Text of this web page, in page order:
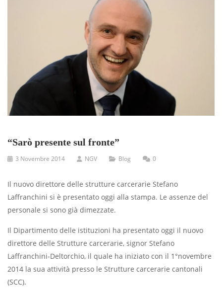
“Sarò presente sul fronte”
3 Novembre 2014 NGV Blog 0
Il nuovo direttore delle strutture carcerarie Stefano
Laffranchini si è presentato oggi alla stampa. Le assenze del
personale si sono già dimezzate.
Il Dipartimento delle istituzioni ha presentato oggi il nuovo
direttore delle Strutture carcerarie, signor Stefano
Laffranchini-Deltorchio, il quale ha iniziato con il 1°novembre
2014 la sua attività presso le Strutture carcerarie cantonali
(SCC).